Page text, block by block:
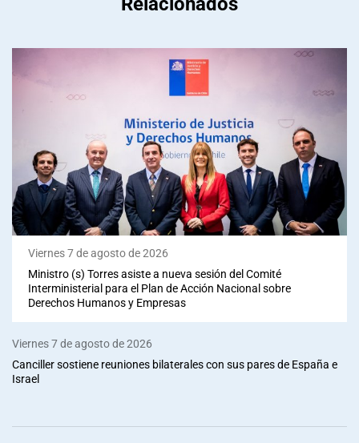
Viernes 7 de agosto de 2026
Ministro (s) Torres asiste a nueva sesión del Comité
Interministerial para el Plan de Acción Nacional sobre
Derechos Humanos y Empresas
Viernes 7 de agosto de 2026
Canciller sostiene reuniones bilaterales con sus pares de España e
Israel